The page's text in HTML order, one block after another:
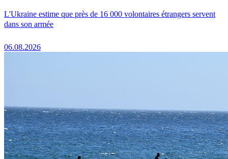
L'Ukraine estime que près de 16 000 volontaires étrangers servent
dans son armée
06.08.2026